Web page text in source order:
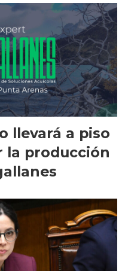
llevará a piso
la producción